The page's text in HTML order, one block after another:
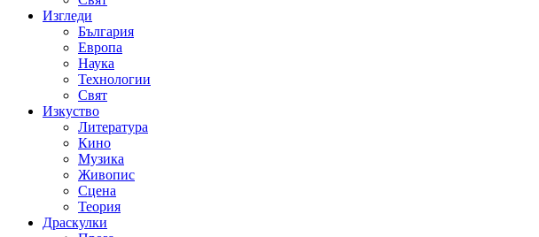
Изгледи
България
Европа
Наука
Технологии
Свят
Изкуство
Литература
Кино
Музика
Живопис
Сцена
Теория
Драскулки